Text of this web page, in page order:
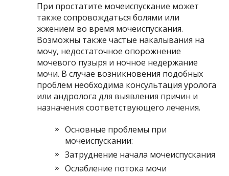
При простатите мочеиспускание может
также сопровождаться болями или
жжением во время мочеиспускания.
Возможны также частые накалывания на
мочу, недостаточное опорожнение
мочевого пузыря и ночное недержание
мочи. В случае возникновения подобных
проблем необходима консультация уролога
или андролога для выявления причин и
назначения соответствующего лечения.
Основные проблемы при
мочеиспускании:
Затруднение начала мочеиспускания
Ослабление потока мочи